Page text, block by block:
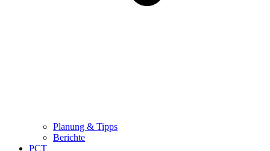
Planung & Tipps
Berichte
PCT